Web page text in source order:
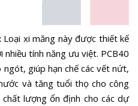
Loại xi măng này được thiết kế
tính năng ưu việt. PCB40
giúp hạn chế các vết nứt,
và tăng tuổi thọ cho công
lượng ổn định cho các dự